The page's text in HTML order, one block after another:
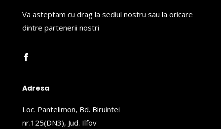
Va asteptam cu drag la sediul nostru sau la oricare
dintre partenerii nostri
Adresa
Loc. Pantelimon, Bd. Biruintei
nr.125(DN3), Jud. Ilfov